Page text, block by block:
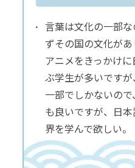
言葉は文化の一部
ずその国の文化があ
アニメをきっかけ
ぶ学生が多いです
一部でしかないの
も良いですが、日
界を学んで欲しい。